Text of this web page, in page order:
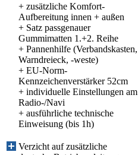
+ zusätzliche Komfort-
Aufbereitung innen + außen
+ Satz passgenauer
Gummimatten 1.+2. Reihe
+ Pannenhilfe (Verbandskasten,
Warndreieck, -weste)
+ EU-Norm-
Kennzeichenverstärker 52cm
+ individuelle Einstellungen am
Radio-/Navi
+ ausführliche technische
Einweisung (bis 1h)
Verzicht auf zusätzliche